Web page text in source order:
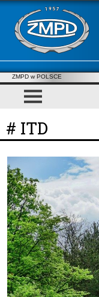
ZMPD w POLSCE
# ITD